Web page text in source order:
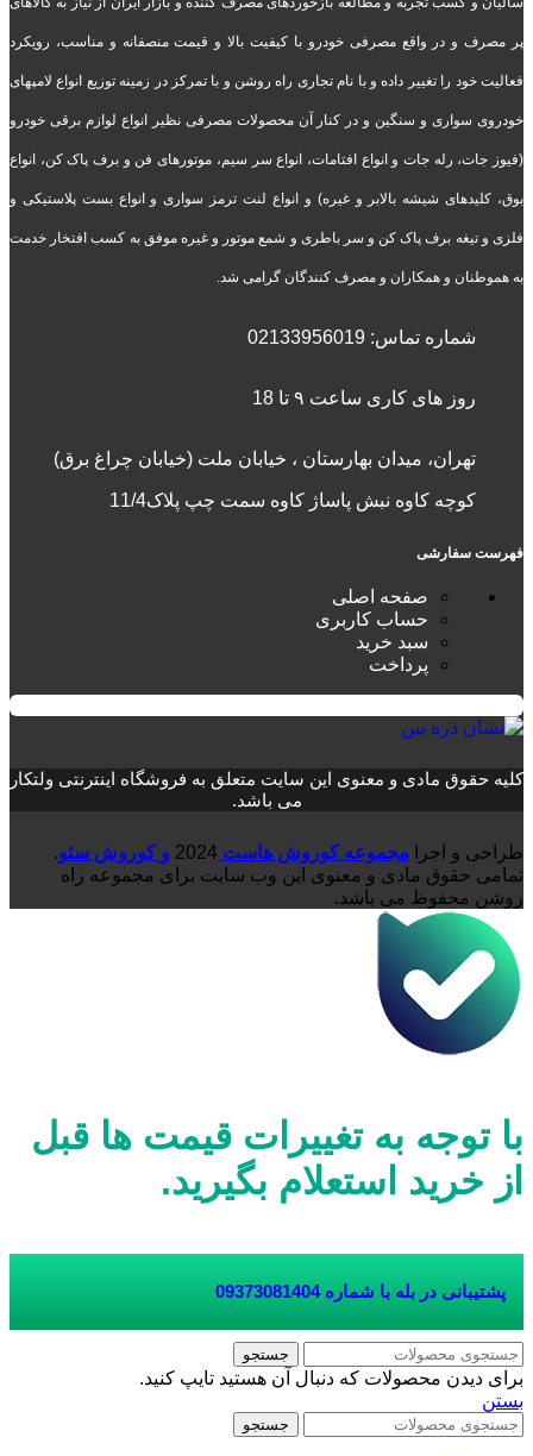
پر مصرف و در واقع مصرفی خودرو با کیفیت بالا و قیمت منصفانه و مناسب، رویکرد
فعالیت خود را تغییر داده و با نام تجاری راه روشن و با تمرکز در زمینه توزیع انواع لامپهای
خودروی سواری و سنگین و در کنار آن محصولات مصرفی نظیر انواع لوازم برقی خودرو
(فیوز جات، رله جات و انواع افتامات، انواع سر سیم، موتورهای فن و برف پاک کن، انواع
بوق، کلیدهای شیشه بالابر و غیره) و انواع لنت ترمز سواری و انواع بست پلاستیکی و
فلزی و تیغه برف پاک کن و سر باطری و شمع موتور و غیره موفق به کسب افتخار خدمت
به هموطنان و همکاران و مصرف کنندگان گرامی شد.
شماره تماس: 02133956019
روز های کاری ساعت ۹ تا 18
تهران، میدان بهارستان ، خیابان ملت (خیابان چراغ برق)
کوچه کاوه نبش پاساژ کاوه سمت چپ پلاک11/4
فهرست سفارشی
صفحه اصلی
حساب کاربری
سبد خرید
پرداخت
کلیه حقوق مادی و معنوی این سایت متعلق به فروشگاه اینترنتی ولتکار
می باشد.
طراحی و اجرا مجموعه کوروش هاست 2024 و کوروش سئو.
تمامی حقوق مادی و معنوی این وب سایت برای مجموعه راه
روشن محفوظ می باشد.
با توجه به تغییرات قیمت ها قبل
از خرید استعلام بگیرید.
پشتیبانی در بله با شماره 09373081404
جستجو
برای دیدن محصولات که دنبال آن هستید تایپ کنید.
بستن
جستجو